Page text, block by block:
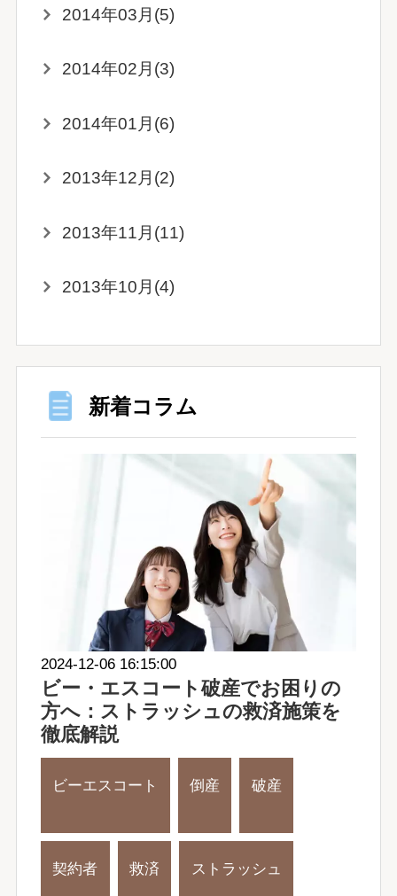
2014年03月(5)
2014年02月(3)
2014年01月(6)
2013年12月(2)
2013年11月(11)
2013年10月(4)
新着コラム
2024-12-06 16:15:00
ビー・エスコート破産でお困りの
方へ：ストラッシュの救済施策を
徹底解説
ビーエスコート 倒産 破産
契約者 救済 ストラッシュ